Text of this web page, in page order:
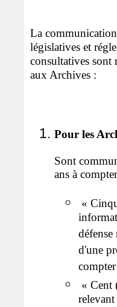
La
législatives et
consultatives
aux Archives :
Pour les
Sont
ans à
«
d'une
« Cent